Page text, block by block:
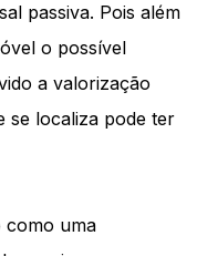
passiva. Pois além
o possível
a valorização
se localiza pode ter
como uma